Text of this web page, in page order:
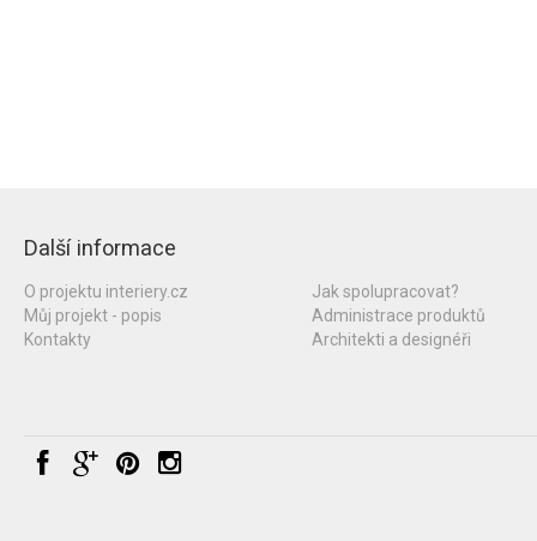
Další informace
O projektu interiery.cz
Můj projekt - popis
Kontakty
Jak spolupracovat?
Administrace produktů
Architekti a designéři